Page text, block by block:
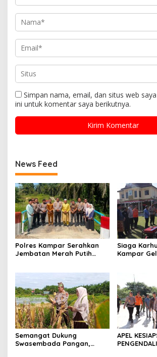
Simpan nama, email, dan situs web
ini untuk komentar saya berikutnya.
News Feed
Polres Kampar Serahkan
Jembatan Merah Putih
Siaga
Kampar
Semangat Dukung
Swasembada Pangan,
APEL